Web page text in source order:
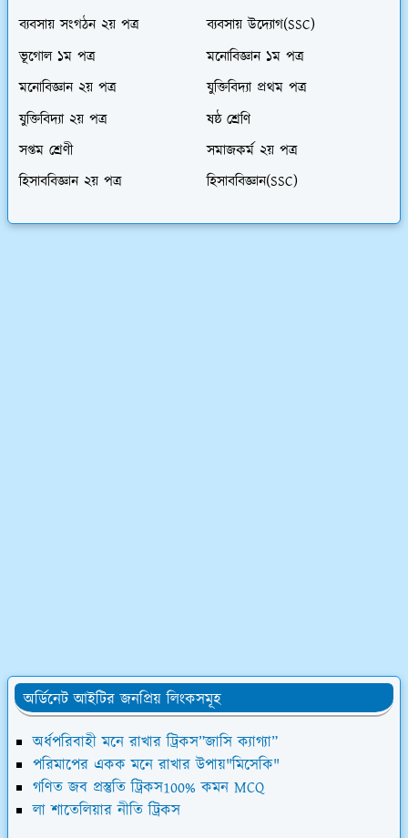
ব্যবসায় সংগঠন ২য় পত্র
ব্যবসায় উদ্যোগ(SSC)
ভূগোল ১ম পত্র
মনোবিজ্ঞান ১ম পত্র
মনোবিজ্ঞান ২য় পত্র
যুক্তিবিদ্যা প্রথম পত্র
যুক্তিবিদ্যা ২য় পত্র
ষষ্ঠ শ্রেণি
সপ্তম শ্রেণী
সমাজকর্ম ২য় পত্র
হিসাববিজ্ঞান ২য় পত্র
হিসাববিজ্ঞান(SSC)
অর্ডিনেট আইটির জনপ্রিয় লিংকসমূহ
অর্ধপরিবাহী মনে রাখার ট্রিকস”জাসি ক্যাগ্যা”
পরিমাপের একক মনে রাখার উপায়"মিসেকি"
গণিত জব প্রস্তুতি ট্রিকস100% কমন MCQ
লা শাতেলিয়ার নীতি ট্রিকস